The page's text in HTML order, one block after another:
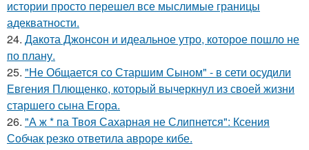
истории просто перешел все мыслимые границы
адекватности.
24. Дакота Джонсон и идеальное утро, которое пошло не
по плану.
25. "Не Общается со Старшим Сыном" - в сети осудили
Евгения Плющенко, который вычеркнул из своей жизни
старшего сына Егора.
26. "А ж * па Твоя Сахарная не Слипнется": Ксения
Собчак резко ответила авроре кибе.